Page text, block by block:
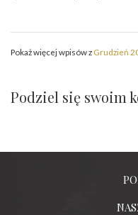
Pokaż więcej wpisów z Grudzień
Podziel się swoim